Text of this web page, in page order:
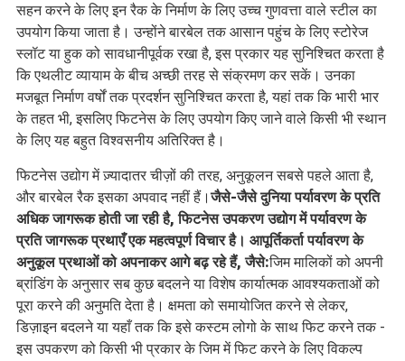
सहन करने के लिए इन रैक के निर्माण के लिए उच्च गुणवत्ता वाले स्टील का
उपयोग किया जाता है। उन्होंने बारबेल तक आसान पहुंच के लिए स्टोरेज
स्लॉट या हुक को सावधानीपूर्वक रखा है, इस प्रकार यह सुनिश्चित करता है
कि एथलीट व्यायाम के बीच अच्छी तरह से संक्रमण कर सकें। उनका
मजबूत निर्माण वर्षों तक प्रदर्शन सुनिश्चित करता है, यहां तक ​​कि भारी भार
के तहत भी, इसलिए फिटनेस के लिए उपयोग किए जाने वाले किसी भी स्थान
के लिए यह बहुत विश्वसनीय अतिरिक्त है।
फिटनेस उद्योग में ज़्यादातर चीज़ों की तरह, अनुकूलन सबसे पहले आता है,
और बारबेल रैक इसका अपवाद नहीं हैं।जैसे-जैसे दुनिया पर्यावरण के प्रति
अधिक जागरूक होती जा रही है, फिटनेस उपकरण उद्योग में पर्यावरण के
प्रति जागरूक प्रथाएँ एक महत्वपूर्ण विचार है। आपूर्तिकर्ता पर्यावरण के
अनुकूल प्रथाओं को अपनाकर आगे बढ़ रहे हैं, जैसे:जिम मालिकों को अपनी
ब्रांडिंग के अनुसार सब कुछ बदलने या विशेष कार्यात्मक आवश्यकताओं को
पूरा करने की अनुमति देता है। क्षमता को समायोजित करने से लेकर,
डिज़ाइन बदलने या यहाँ तक कि इसे कस्टम लोगो के साथ फिट करने तक -
इस उपकरण को किसी भी प्रकार के जिम में फिट करने के लिए विकल्प